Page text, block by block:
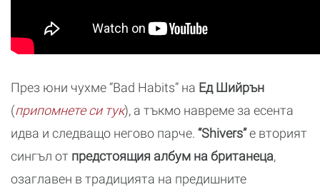
През юни чухме “Bad Habits” на Ед Шийрън
(припомнете си тук), а тъкмо навреме за есента
идва и следващо негово парче. “Shivers”е вторият
сингъл от предстоящия албум на британеца,
озаглавен в традицията на предишните